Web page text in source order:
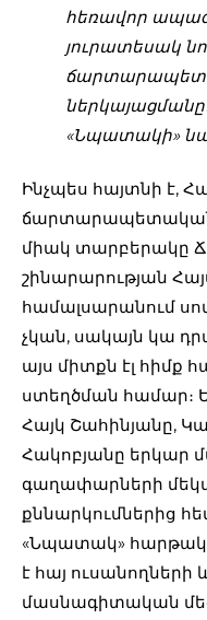
հեռավոր
յուրատեսակ
«Նպատակի»
Ինչպես հայտնի է,
ճարտարապետական
միակ տարբերակը
շինարարության
համալսարանում
չկան, սակայն կա
այս միտքն էլ
ստեղծման համար։
Հայկ Շահինյանը,
Հակոբյանը երկար
գաղափարների
քննարկումներից
«Նպատակ»
է հայ
մասնագիտական